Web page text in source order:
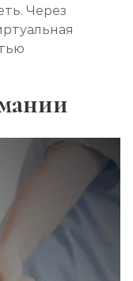
Через